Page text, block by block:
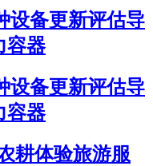
设备更新评估导
容器
设备更新评估导
容器
耕体验旅游服